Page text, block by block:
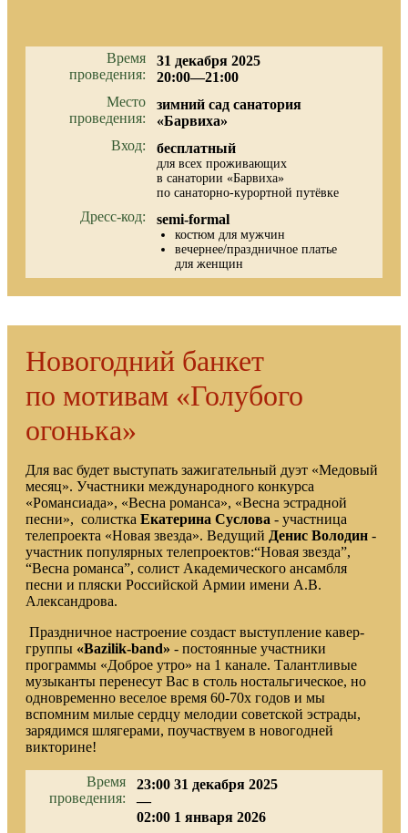
Время
проведения:
31 декабря 2025
20:00—21:00
Место
проведения:
зимний сад санатория
«Барвиха»
Вход:
бесплатный
для всех проживающих
в санатории «Барвиха»
по санаторно-курортной путёвке
Дресс-код: semi-formal
костюм для мужчин
вечернее/праздничное платье
для женщин
Новогодний банкет
по мотивам «Голубого
огонька»
Для вас будет выступать зажигательный дуэт «Медовый
месяц». Участники международного конкурса
«Романсиада», «Весна романса», «Весна эстрадной
песни», солистка Екатерина Суслова - участница
телепроекта «Новая звезда». Ведущий Денис Володин -
участник популярных телепроектов:“Новая звезда”,
“Весна романса”, солист Академического ансамбля
песни и пляски Российской Армии имени А.В.
Александрова.
Праздничное настроение создаст выступление кавер-
группы «Bazilik-band» - постоянные участники
программы «Доброе утро» на 1 канале. Талантливые
музыканты перенесут Вас в столь ностальгическое, но
одновременно веселое время 60-70х годов и мы
вспомним милые сердцу мелодии советской эстрады,
зарядимся шлягерами, поучаствуем в новогодней
викторине!
Время
проведения:
23:00 31 декабря 2025
—
02:00 1 января 2026